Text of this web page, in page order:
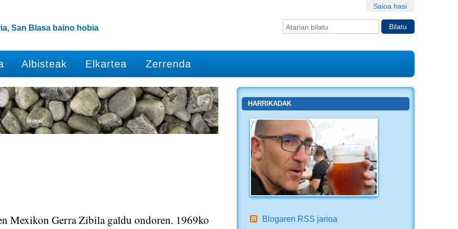
Saioa hasi
Bilatu atarian
San Blasa baino hobia
Albisteak Elkartea Zerrenda
Mexikon Gerra Zibila galdu ondoren. 1969ko
HARRIKADAK
Blogaren RSS jarioa